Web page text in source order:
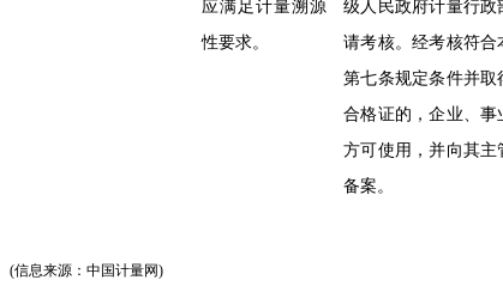
应满足计量溯源
性要求。
级人民政府计量行政
请考核。经考核符合
第七条规定条件并取
合格证的，企业、事
方可使用，并向其主
备案。
(信息来源：中国计量网)